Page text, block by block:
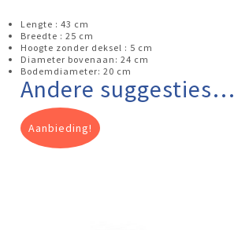
Lengte : 43 cm
Breedte : 25 cm
Hoogte zonder deksel : 5 cm
Diameter bovenaan: 24 cm
Bodemdiameter: 20 cm
Andere suggesties…
Aanbieding!